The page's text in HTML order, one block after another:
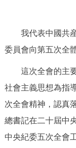
決策公開
政務服務
個人服務
仲介服務
我代表中國共産
委員會向第五次全
這次全會的主要
社會主義思想為指
次全會精神，認真
總書記在二十屆中
中央紀委五次全會